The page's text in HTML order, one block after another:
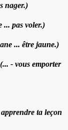
nager.)
... pas voler.)
... être jaune.)
(... - vous emporter
ta leçon